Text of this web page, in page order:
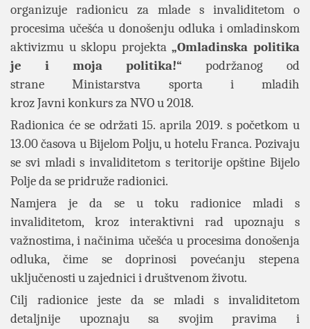
organizuje radionicu za mlade s invaliditetom o
procesima učešća u donošenju odluka i omladinskom
aktivizmu u sklopu projekta„Omladinska politika
je i moja politika!“ podržanog od
straneMinistarstva sporta i mladih
kroz Javni konkurs za NVO u2018.
Radionica će se održati 15. aprila 2019. s početkom u
13.00 časova u Bijelom Polju, u hotelu Franca. Pozivaju
se svi mladi s invaliditetom s teritorije opštine Bijelo
Polje da se pridruže radionici.
Namjera je da se u toku radionice mladi s
invaliditetom, kroz interaktivni rad upoznaju s
važnostima, i načinima učešća u procesima donošenja
odluka, čime se doprinosi povećanju stepena
uključenosti u zajednici i društvenom životu.
Cilj radionice jeste da se mladi s invaliditetom
detaljnije upoznaju sa svojim pravima i